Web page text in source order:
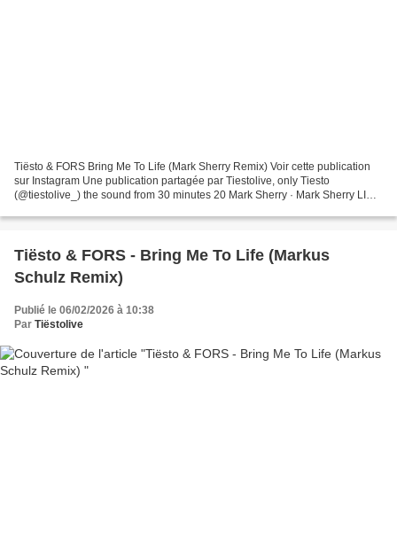
Tiësto & FORS Bring Me To Life (Mark Sherry Remix) Voir cette publication
sur Instagram Une publication partagée par Tiestolive, only Tiesto
(@tiestolive_) the sound from 30 minutes 20 Mark Sherry · Mark Sherry LIVE
Tiësto & FORS - Bring Me To Life (Markus
Schulz Remix)
Publié le 06/02/2026 à 10:38
Par Tiëstolive